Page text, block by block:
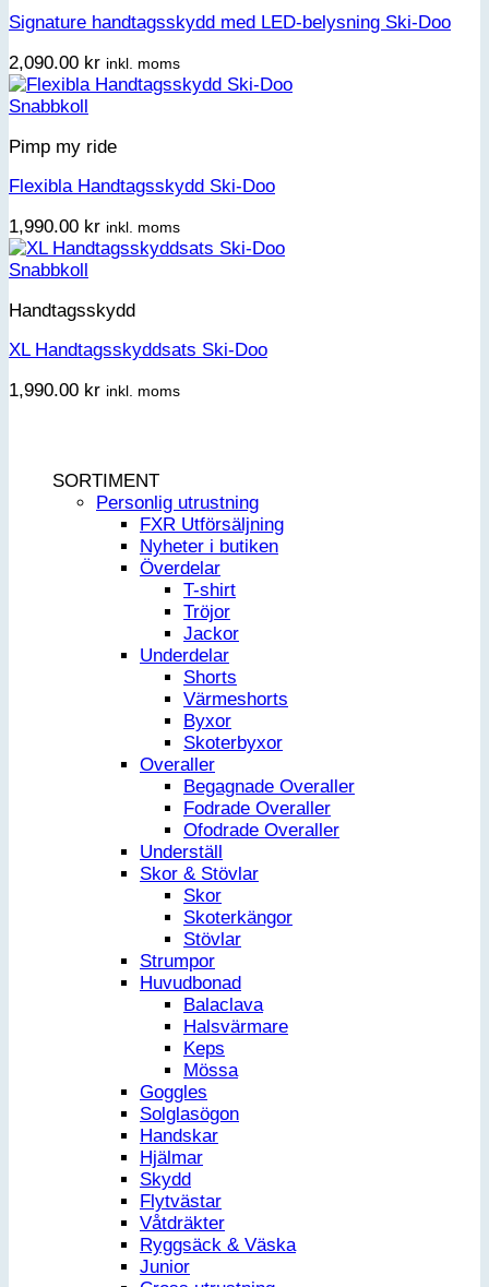
Signature handtagsskydd med LED-belysning Ski-Doo
2,090.00 kr inkl. moms
Snabbkoll
Pimp my ride
Flexibla Handtagsskydd Ski-Doo
1,990.00 kr inkl. moms
Snabbkoll
Handtagsskydd
XL Handtagsskyddsats Ski-Doo
1,990.00 kr inkl. moms
SORTIMENT
Personlig utrustning
FXR Utförsäljning
Nyheter i butiken
Överdelar
T-shirt
Tröjor
Jackor
Underdelar
Shorts
Värmeshorts
Byxor
Skoterbyxor
Overaller
Begagnade Overaller
Fodrade Overaller
Ofodrade Overaller
Underställ
Skor & Stövlar
Skor
Skoterkängor
Stövlar
Strumpor
Huvudbonad
Balaclava
Halsvärmare
Keps
Mössa
Goggles
Solglasögon
Handskar
Hjälmar
Skydd
Flytvästar
Våtdräkter
Ryggsäck & Väska
Junior